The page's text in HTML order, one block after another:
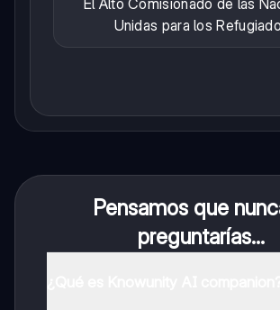
Unidas para los
Pensamos que
preguntarías...